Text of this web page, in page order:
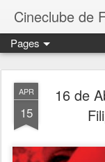
Cineclube de
Pages
APR
15
16 de